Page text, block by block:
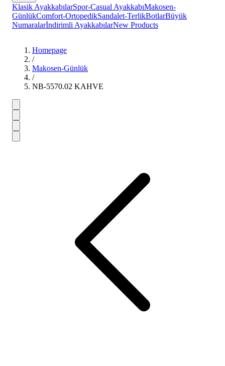
Klasik AyakkabılarSpor-Casual AyakkabıMakosen-
GünlükComfort-OrtopedikSandalet-TerlikBotlarBüyük
Numaralarİndirimli AyakkabılarNew Products
Homepage
/
Makosen-Günlük
/
NB-5570.02 KAHVE